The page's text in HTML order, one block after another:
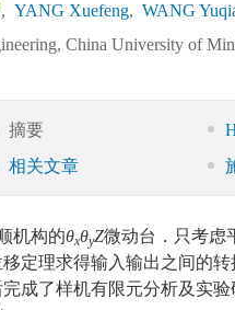
, YANG Xuefeng, WANG
China University of
摘要
相关文章
机构的θxθyZ微动台．只考虑
定理求得输入输出之间的
成了样机有限元分析及实